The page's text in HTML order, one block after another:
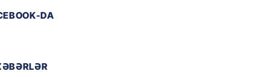
REPORTAJ
DA